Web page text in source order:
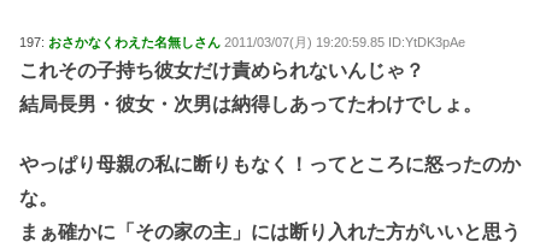
197: おさかなくわえた名無しさん 2011/03/07(月) 19:20:59.85 ID:YtDK3pAe
これその子持ち彼女だけ責められないんじゃ？
結局長男・彼女・次男は納得しあってたわけでしょ。
やっぱり母親の私に断りもなく！ってところに怒ったのか
な。
まぁ確かに「その家の主」には断り入れた方がいいと思う